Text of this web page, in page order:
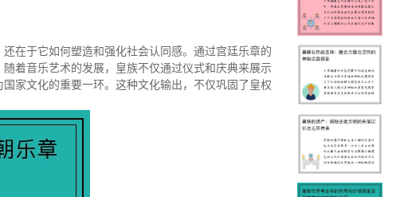
在于它如何塑造和强化社会认同感。通过宫廷乐章的
着音乐艺术的发展，皇族不仅通过仪式和庆典来展示
家文化的重要一环。这种文化输出，不仅巩固了皇权